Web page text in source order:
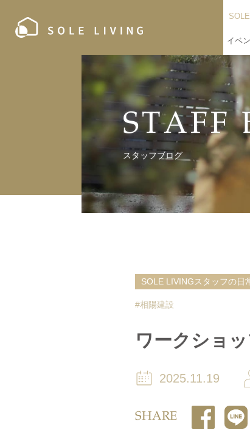
イベ
STAFF
ス タ ッフブログ
SOLE LIVINGスタッフの日
#相陽建設
ワークショ
2025.11.19
SHARE